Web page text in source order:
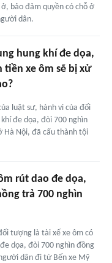
bảo đảm quyền có chỗ ở
dân.
hung khí đe dọa,
tiền xe ôm sẽ bị xử
luật sư, hành vi của đối
đe dọa, đòi 700 nghìn
Hà Nội, đã cấu thành tội
rút dao đe dọa,
trả 700 nghìn
tượng là tài xế xe ôm có
dọa, đòi 700 nghìn đồng
dân đi từ Bến xe Mỹ